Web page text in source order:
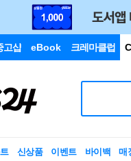
고샵 eBook 크레마클럽
신상품 이벤트 바이백 매